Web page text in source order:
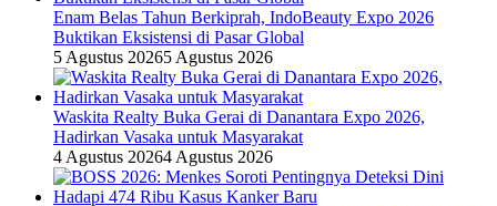
Enam Belas Tahun Berkiprah, IndoBeauty Expo 2026
Buktikan Eksistensi di Pasar Global
5 Agustus 20265 Agustus 2026
Waskita Realty Buka Gerai di Danantara Expo 2026,
Hadirkan Vasaka untuk Masyarakat
4 Agustus 20264 Agustus 2026